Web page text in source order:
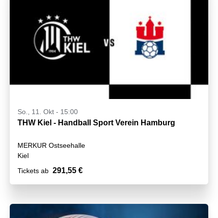
So., 11. Okt - 15:00
THW Kiel - Handball Sport Verein Hamburg
MERKUR Ostseehalle
Kiel
Tickets ab 291,55 €